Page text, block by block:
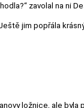
zavolal na ni
jim popřála
ložnice, ale byla